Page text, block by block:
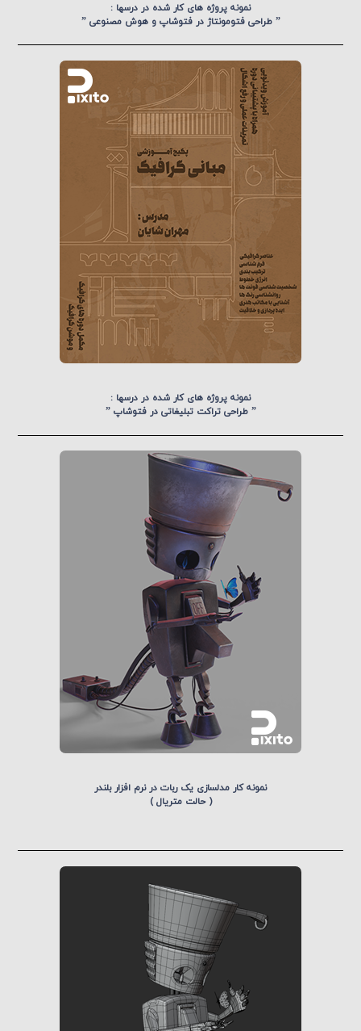
نمونه پروژه های کار شده در درسها :
” طراحی فتومونتاژ در فتوشاپ و هوش مصنوعی ”
نمونه پروژه های کار شده در درسها :
” طراحی تراکت تبلیغاتی در فتوشاپ ”
نمونه کار مدلسازی یک ربات در نرم افزار بلندر
( حالت متریال )